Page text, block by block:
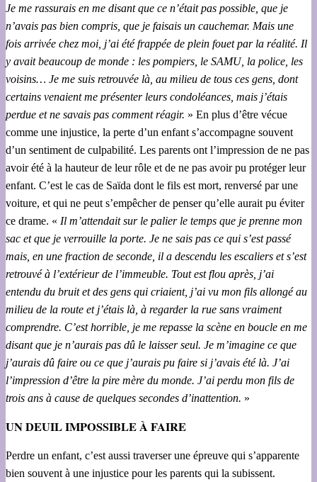
Je me rassurais en me disant que ce n’était pas possible, que je
n’avais pas bien compris, que je faisais un cauchemar. Mais une
fois arrivée chez moi, j’ai été frappée de plein fouet par la réalité. Il
y avait beaucoup de monde : les pompiers, le SAMU, la police, les
voisins… Je me suis retrouvée là, au milieu de tous ces gens, dont
certains venaient me présenter leurs condoléances, mais j’étais
perdue et ne savais pas comment réagir. » En plus d’être vécue
comme une injustice, la perte d’un enfant s’accompagne souvent
d’un sentiment de culpabilité. Les parents ont l’impression de ne pas
avoir été à la hauteur de leur rôle et de ne pas avoir pu protéger leur
enfant. C’est le cas de Saïda dont le fils est mort, renversé par une
voiture, et qui ne peut s’empêcher de penser qu’elle aurait pu éviter
ce drame. « Il m’attendait sur le palier le temps que je prenne mon
sac et que je verrouille la porte. Je ne sais pas ce qui s’est passé
mais, en une fraction de seconde, il a descendu les escaliers et s’est
retrouvé à l’extérieur de l’immeuble. Tout est flou après, j’ai
entendu du bruit et des gens qui criaient, j’ai vu mon fils allongé au
milieu de la route et j’étais là, à regarder la rue sans vraiment
comprendre. C’est horrible, je me repasse la scène en boucle en me
disant que je n’aurais pas dû le laisser seul. Je m’imagine ce que
j’aurais dû faire ou ce que j’aurais pu faire si j’avais été là. J’ai
l’impression d’être la pire mère du monde. J’ai perdu mon fils de
trois ans à cause de quelques secondes d’inattention. »
UN DEUIL IMPOSSIBLE À FAIRE
Perdre un enfant, c’est aussi traverser une épreuve qui s’apparente
bien souvent à une injustice pour les parents qui la subissent.